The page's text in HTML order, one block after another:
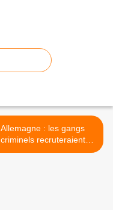
Allemagne : les gangs
criminels recruteraient
parmi les réfugiés >